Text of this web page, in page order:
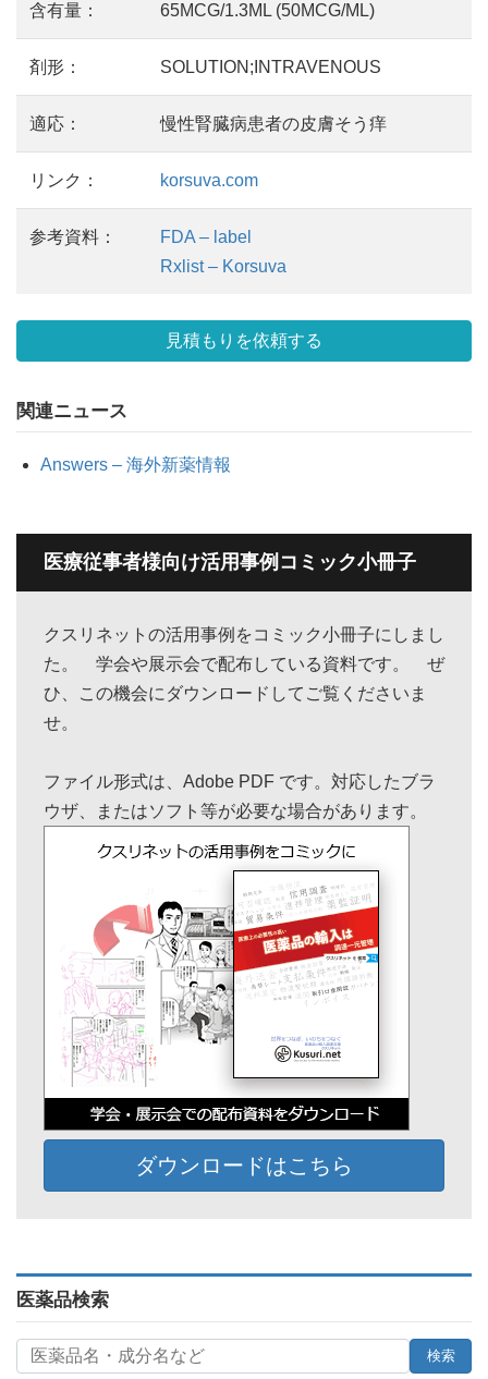
含有量： 65MCG/1.3ML (50MCG/ML)
剤形： SOLUTION;INTRAVENOUS
適応： 慢性腎臓病患者の皮膚そう痒
リンク： korsuva.com
参考資料：
FDA – label
Rxlist – Korsuva
見積もりを依頼する
関連ニュース
Answers – 海外新薬情報
医療従事者様向け活用事例コミック小冊子
クスリネットの活用事例をコミック小冊子にしまし
た。 学会や展示会で配布している資料です。 ぜ
ひ、この機会にダウンロードしてご覧くださいま
せ。
ファイル形式は、Adobe PDF です。対応したブラ
ウザ、またはソフト等が必要な場合があります。
ダウンロードはこちら
医薬品検索